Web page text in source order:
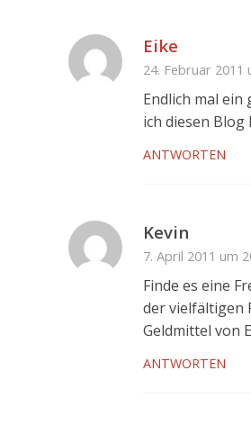
Eike
24. Februar 2011
Endlich mal ein
ich diesen Blog
ANTWORTEN
Kevin
7. April 2011 um
Finde es eine
der vielfältigen
Geldmittel von
ANTWORTEN